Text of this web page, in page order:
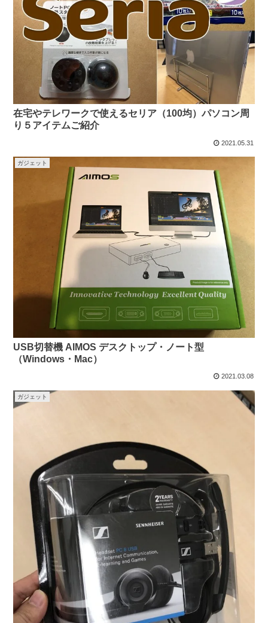
在宅やテレワークで使えるセリア（100均）パソコン周
り５アイテムご紹介
2021.05.31
ガジェット
USB切替機 AIMOS デスクトップ・ノート型
（Windows・Mac）
2021.03.08
ガジェット